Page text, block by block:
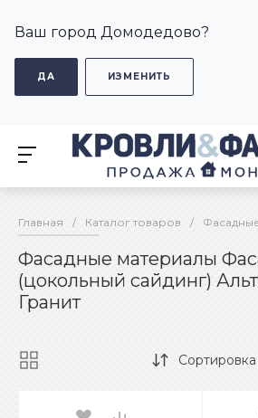
Ваш город Домодедово?
ДА ИЗМЕНИТЬ
Главная / Каталог товаров /
Фасадные материалы
(цокольный сайдинг)
Гранит
Сортировка